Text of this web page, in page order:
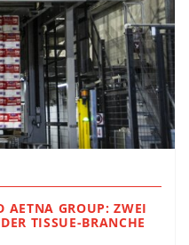
AETNA GROUP: ZWEI
TISSUE-BRANCHE